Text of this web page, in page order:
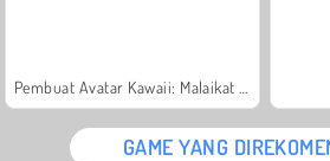
GAME YANG